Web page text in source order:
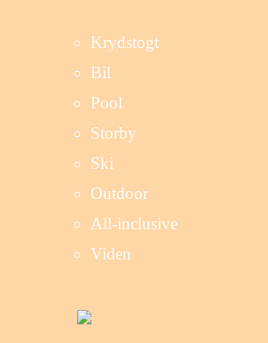
Krydstogt
Bil
Pool
Storby
Ski
Outdoor
All-inclusive
Viden